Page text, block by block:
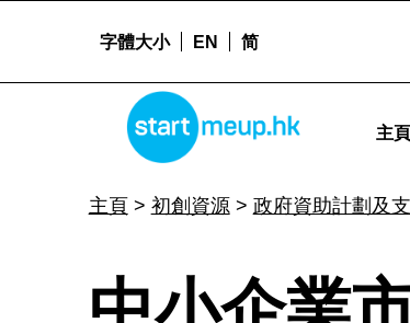
中小企業市場推
STARTMEUPHK
主頁
字體大小 EN 简
主頁> 初創資源> 政府資助計劃及